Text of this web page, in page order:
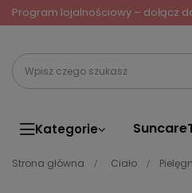
Program lojalnościowy – dołącz
Kategorie Suncare
Strona główna Ciało